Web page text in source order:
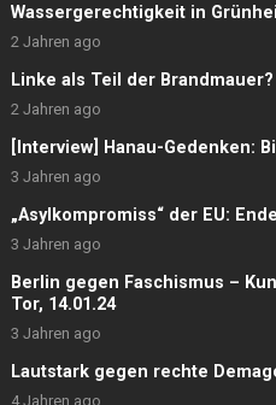
Wassergerechtigkeit in
2 Jahren ago
Linke als Teil der Brandmauer?
2 Jahren ago
[Interview] Hanau-Gedenken:
3 Jahren ago
„Asylkompromiss“ der EU:
3 Jahren ago
Berlin gegen Faschismus –
Tor, 14.01.24
3 Jahren ago
Lautstark gegen rechte
4 Jahren ago